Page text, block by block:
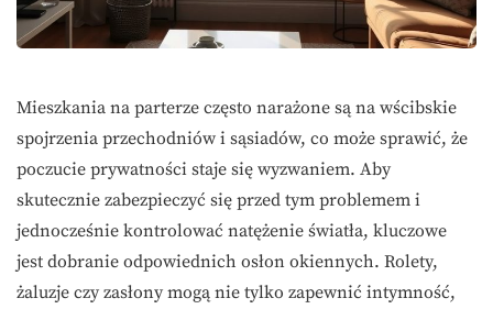
Mieszkania na parterze często narażone są na wścibskie
spojrzenia przechodniów i sąsiadów, co może sprawić, że
poczucie prywatności staje się wyzwaniem. Aby
skutecznie zabezpieczyć się przed tym problemem i
jednocześnie kontrolować natężenie światła, kluczowe
jest dobranie odpowiednich osłon okiennych. Rolety,
żaluzje czy zasłony mogą nie tylko zapewnić intymność,